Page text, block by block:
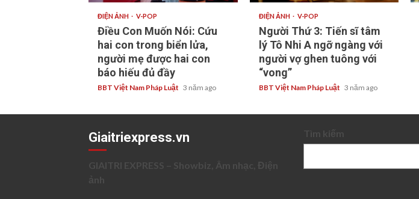
ĐIỆN ẢNH V-POP
Điều Con Muốn Nói: Cứu
hai con trong biển lửa,
người mẹ được hai con
báo hiếu đủ đầy
BBT Việt Nam Pháp Luật 3 năm ago
ĐIỆN ẢNH V-POP
Người Thứ 3: Tiến sĩ tâm
lý Tô Nhi A ngỡ ngàng với
người vợ ghen tuông với
“vong”
BBT Việt Nam Pháp Luật 3 năm ago
Giaitriexpress.vn
GIAITRI EXPRESS – Showbiz, Âm nhạc, Điện
ảnh
Tìm kiếm